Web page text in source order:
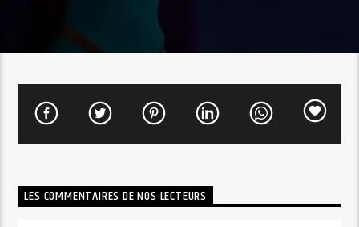
LES COMMENTAIRES DE NOS LECTEURS